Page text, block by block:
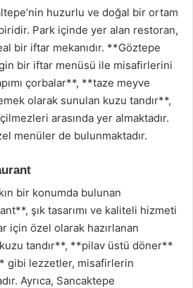
huzurlu ve doğal bir ortam
Park içinde yer alan restoran,
bir iftar mekanıdır. **Göztepe
bir iftar menüsü ile misafirlerini
çorbalar**, **taze meyve
olarak sunulan kuzu tandır**,
arasında yer almaktadır.
menüler de bulunmaktadır.
bir konumda bulunan
şık tasarımı ve kaliteli hizmeti
için özel olarak hazırlanan
tandır**, **pilav üstü döner**
gibi lezzetler, misafirlerin
Ayrıca, Sancaktepe